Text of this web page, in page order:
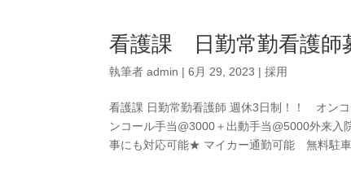
看護課 日勤常勤看護師
執筆者admin |6月 29, 2023 |採用
看護課 日勤常勤看護師 週休3日制！！ オン
ンコール手当@3000＋出動手当@5000外来
事にも対応可能★ マイカー通勤可能 無料駐車